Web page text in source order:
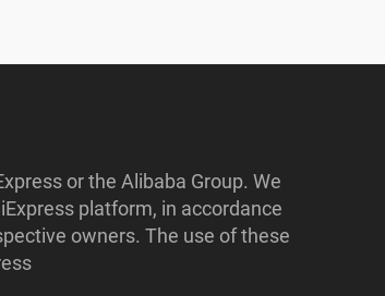
or the Alibaba Group. We
platform, in accordance
owners. The use of these